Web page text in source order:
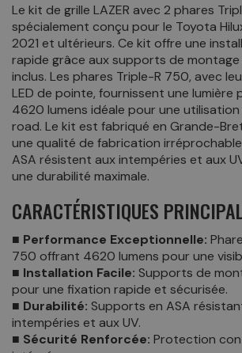
Le kit de grille LAZER avec 2 phares
spécialement conçu pour le Toyota
2021 et ultérieurs. Ce kit offre une
rapide grâce aux supports de montage
inclus. Les phares Triple-R 750, avec
LED de pointe, fournissent une lumière
4620 lumens idéale pour une
road. Le kit est fabriqué en Grande-
une qualité de fabrication
ASA résistent aux intempéries et aux
une durabilité maximale.
CARACTÉRISTIQUES
■ Performance Exceptionnelle:
750 offrant 4620 lumens pour une
■ Installation Facile: Supports de
pour une fixation rapide et sécurisée.
■ Durabilité: Supports en ASA
intempéries et aux UV.
■ Sécurité Renforcée: Protection